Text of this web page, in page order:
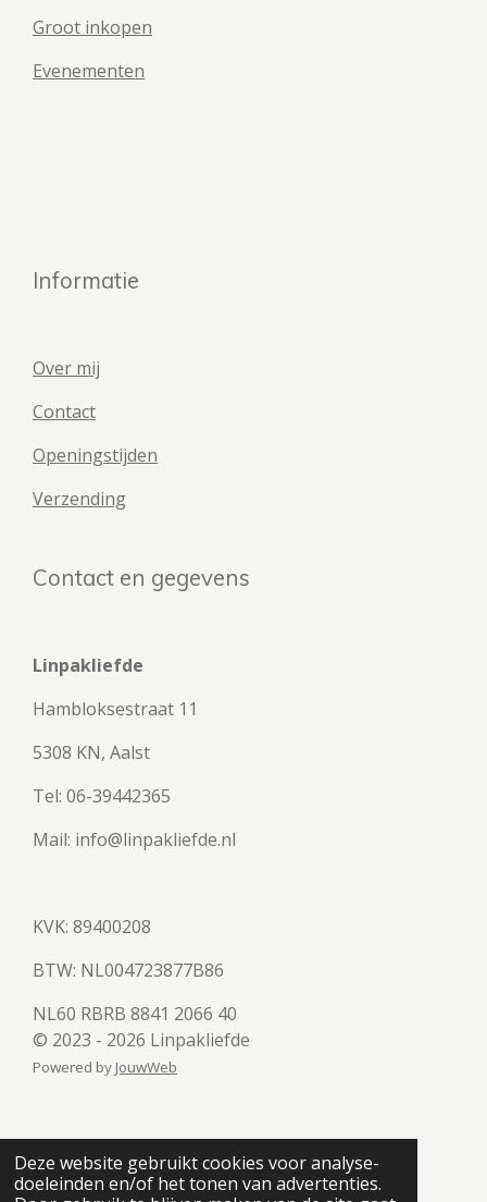
Deze website gebruikt cookies voor analyse-
doeleinden en/of het tonen van advertenties.
Groot inkopen
Evenementen
Informatie
Over mij
Contact
Openingstijden
Verzending
Contact en gegevens
Linpakliefde
Hambloksestraat 11
5308 KN, Aalst
Tel: 06-39442365
Mail: info@linpakliefde.nl
KVK: 89400208
BTW: NL004723877B86
NL60 RBRB 8841 2066 40
© 2023 - 2026 Linpakliefde
Powered by JouwWeb